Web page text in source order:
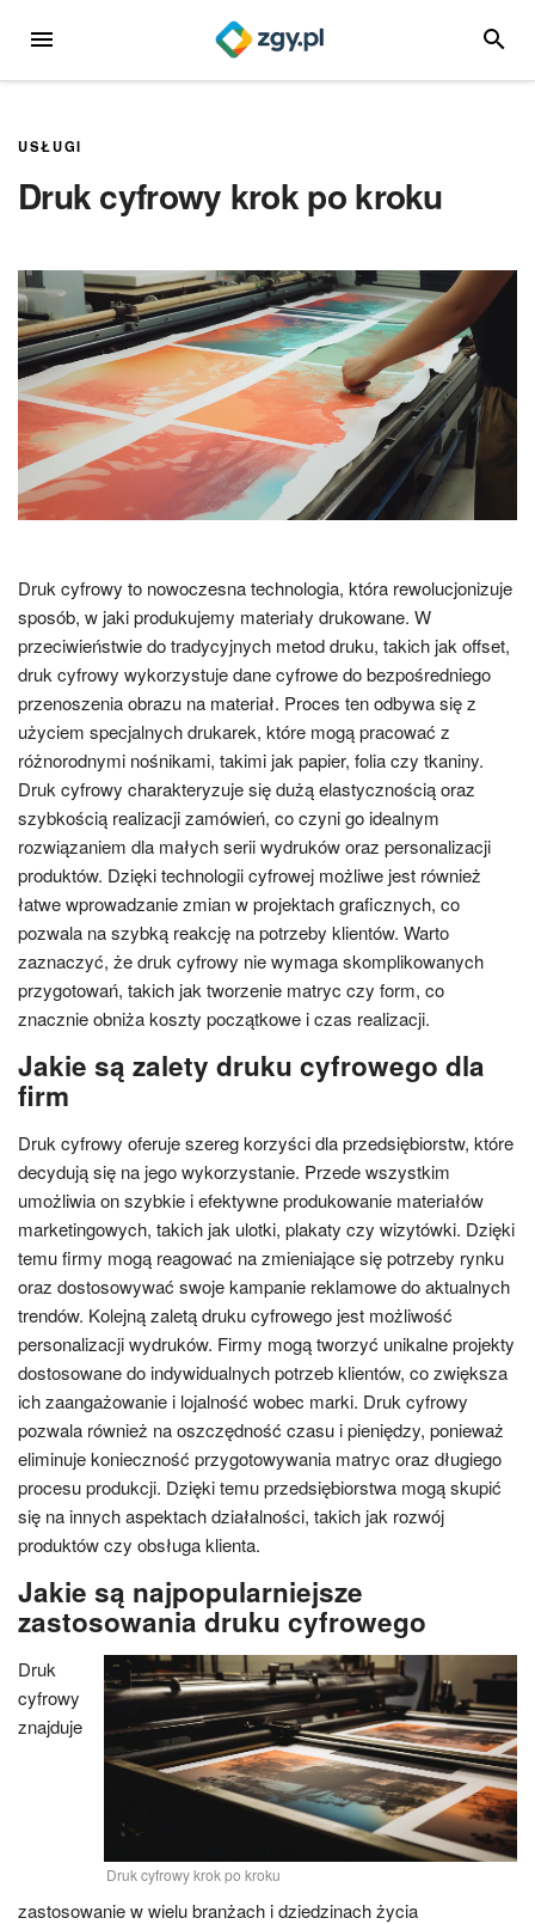
MENU
USŁUGI
Druk cyfrowy krok po kroku
Druk cyfrowy to nowoczesna technologia, która rewolucjonizuje
sposób, w jaki produkujemy materiały drukowane. W
przeciwieństwie do tradycyjnych metod druku, takich jak offset,
druk cyfrowy wykorzystuje dane cyfrowe do bezpośredniego
przenoszenia obrazu na materiał. Proces ten odbywa się z
użyciem specjalnych drukarek, które mogą pracować z
różnorodnymi nośnikami, takimi jak papier, folia czy tkaniny.
Druk cyfrowy charakteryzuje się dużą elastycznością oraz
szybkością realizacji zamówień, co czyni go idealnym
rozwiązaniem dla małych serii wydruków oraz personalizacji
produktów. Dzięki technologii cyfrowej możliwe jest również
łatwe wprowadzanie zmian w projektach graficznych, co
pozwala na szybką reakcję na potrzeby klientów. Warto
zaznaczyć, że druk cyfrowy nie wymaga skomplikowanych
przygotowań, takich jak tworzenie matryc czy form, co
znacznie obniża koszty początkowe i czas realizacji.
Jakie są zalety druku cyfrowego dla
firm
Druk cyfrowy oferuje szereg korzyści dla przedsiębiorstw, które
decydują się na jego wykorzystanie. Przede wszystkim
umożliwia on szybkie i efektywne produkowanie materiałów
marketingowych, takich jak ulotki, plakaty czy wizytówki. Dzięki
temu firmy mogą reagować na zmieniające się potrzeby rynku
oraz dostosowywać swoje kampanie reklamowe do aktualnych
trendów. Kolejną zaletą druku cyfrowego jest możliwość
personalizacji wydruków. Firmy mogą tworzyć unikalne projekty
dostosowane do indywidualnych potrzeb klientów, co zwiększa
ich zaangażowanie i lojalność wobec marki. Druk cyfrowy
pozwala również na oszczędność czasu i pieniędzy, ponieważ
eliminuje konieczność przygotowywania matryc oraz długiego
procesu produkcji. Dzięki temu przedsiębiorstwa mogą skupić
się na innych aspektach działalności, takich jak rozwój
produktów czy obsługa klienta.
Jakie są najpopularniejsze
zastosowania druku cyfrowego
Druk cyfrowy krok po kroku
Druk
cyfrowy
znajduje
zastosowanie w wielu branżach i dziedzinach życia